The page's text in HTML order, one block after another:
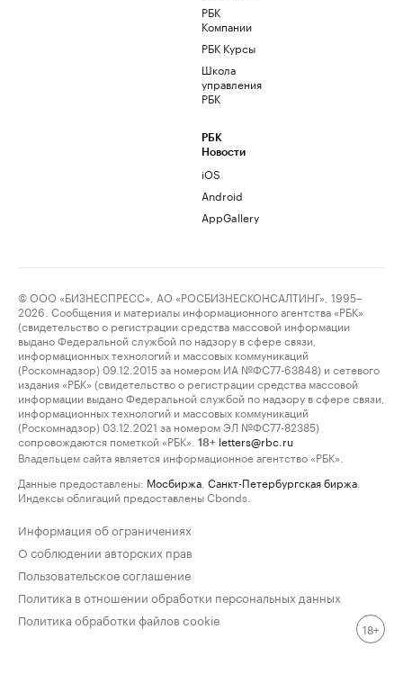
РБК
Компании
РБК Курсы
Школа
управления
РБК
РБК
Новости
iOS
Android
AppGallery
© ООО «БИЗНЕСПРЕСС», АО «РОСБИЗНЕСКОНСАЛТИНГ», 1995–
2026. Сообщения и материалы информационного агентства «РБК»
(свидетельство о регистрации средства массовой информации
выдано Федеральной службой по надзору в сфере связи,
информационных технологий и массовых коммуникаций
(Роскомнадзор) 09.12.2015 за номером ИА №ФС77-63848) и сетевого
издания «РБК» (свидетельство о регистрации средства массовой
информации выдано Федеральной службой по надзору в сфере связи,
информационных технологий и массовых коммуникаций
(Роскомнадзор) 03.12.2021 за номером ЭЛ №ФС77-82385)
сопровождаются пометкой «РБК».
18+ letters@rbc.ru
Владельцем сайта является информационное агентство «РБК».
Данные предоставлены: Мосбиржа Санкт-Петербургская биржа
Индексы облигаций предоставлены Cbonds.
Информация об ограничениях
О соблюдении авторских прав
Пользовательское соглашение
Политика в отношении обработки персональных данных
Политика обработки файлов cookie
18+